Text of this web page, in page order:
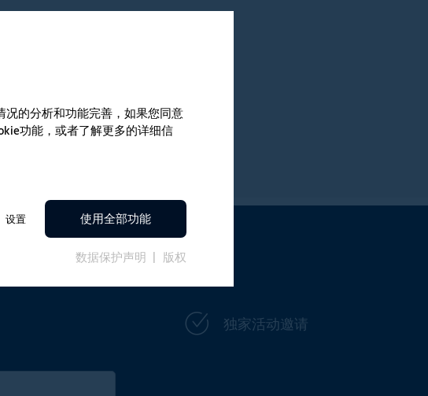
独家活动邀请
况的分析和功能完善，如果您同意
功能，或者了解更多的详细信
设置 使用全部功能
数据保护声明 版权